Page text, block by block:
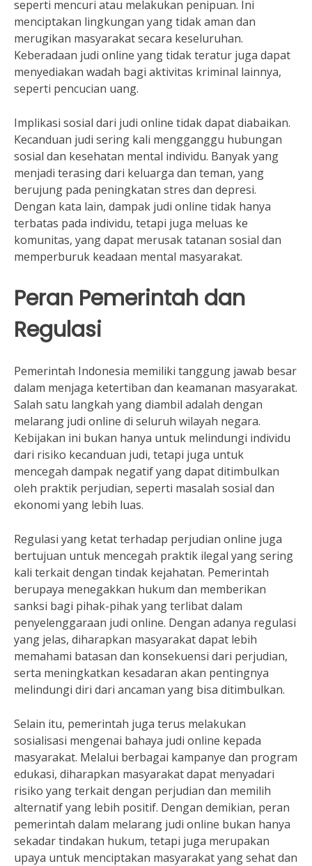
seperti mencuri atau melakukan penipuan. Ini
menciptakan lingkungan yang tidak aman dan
merugikan masyarakat secara keseluruhan.
Keberadaan judi online yang tidak teratur juga dapat
menyediakan wadah bagi aktivitas kriminal lainnya,
seperti pencucian uang.
Implikasi sosial dari judi online tidak dapat diabaikan.
Kecanduan judi sering kali mengganggu hubungan
sosial dan kesehatan mental individu. Banyak yang
menjadi terasing dari keluarga dan teman, yang
berujung pada peningkatan stres dan depresi.
Dengan kata lain, dampak judi online tidak hanya
terbatas pada individu, tetapi juga meluas ke
komunitas, yang dapat merusak tatanan sosial dan
memperburuk keadaan mental masyarakat.
Peran Pemerintah dan
Regulasi
Pemerintah Indonesia memiliki tanggung jawab besar
dalam menjaga ketertiban dan keamanan masyarakat.
Salah satu langkah yang diambil adalah dengan
melarang judi online di seluruh wilayah negara.
Kebijakan ini bukan hanya untuk melindungi individu
dari risiko kecanduan judi, tetapi juga untuk
mencegah dampak negatif yang dapat ditimbulkan
oleh praktik perjudian, seperti masalah sosial dan
ekonomi yang lebih luas.
Regulasi yang ketat terhadap perjudian online juga
bertujuan untuk mencegah praktik ilegal yang sering
kali terkait dengan tindak kejahatan. Pemerintah
berupaya menegakkan hukum dan memberikan
sanksi bagi pihak-pihak yang terlibat dalam
penyelenggaraan judi online. Dengan adanya regulasi
yang jelas, diharapkan masyarakat dapat lebih
memahami batasan dan konsekuensi dari perjudian,
serta meningkatkan kesadaran akan pentingnya
melindungi diri dari ancaman yang bisa ditimbulkan.
Selain itu, pemerintah juga terus melakukan
sosialisasi mengenai bahaya judi online kepada
masyarakat. Melalui berbagai kampanye dan program
edukasi, diharapkan masyarakat dapat menyadari
risiko yang terkait dengan perjudian dan memilih
alternatif yang lebih positif. Dengan demikian, peran
pemerintah dalam melarang judi online bukan hanya
sekadar tindakan hukum, tetapi juga merupakan
upaya untuk menciptakan masyarakat yang sehat dan